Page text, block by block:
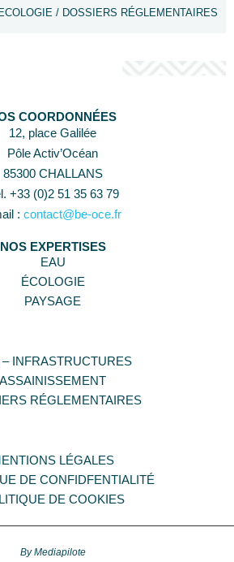
/ DOSSIERS RÉGLEMENTAIRES
COORDONNÉES
12, place Galilée
Pôle Activ’Océan
85300 CHALLANS
+33 (0)2 51 35 63 79
: contact@be-oce.fr
NOS EXPERTISES
EAU
ÉCOLOGIE
PAYSAGE
INFRASTRUCTURES
ASSAINISSEMENT
RÉGLEMENTAIRES
LÉGALES
DE CONFIDFENTIALITÉ
DE COOKIES
By Mediapilote